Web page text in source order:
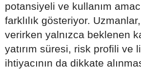
potansiyeli ve kullanım
farklılık gösteriyor. Uzmanlar,
verirken yalnızca beklenen
yatırım süresi, risk profili ve
ihtiyacının da dikkate